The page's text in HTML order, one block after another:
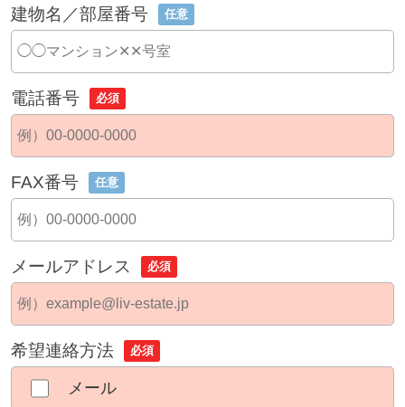
建物名／部屋番号 任意
電話番号 必須
FAX番号 任意
メールアドレス 必須
希望連絡方法 必須
メール